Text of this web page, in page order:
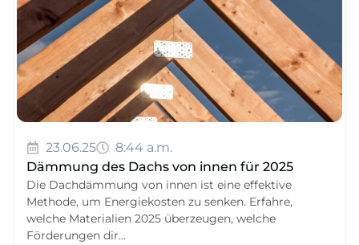
23.06.25
8:44 a.m.
Dämmung des Dachs von innen für 2025
Die Dachdämmung von innen ist eine effektive
Methode, um Energiekosten zu senken. Erfahre,
welche Materialien 2025 überzeugen, welche
Förderungen dir...